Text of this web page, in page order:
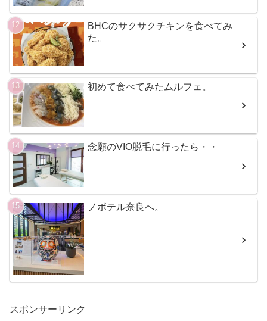
BHCのサクサクチキンを食べてみ
た。
初めて食べてみたムルフェ。
念願のVIO脱毛に行ったら・・
ノボテル奈良へ。
スポンサーリンク